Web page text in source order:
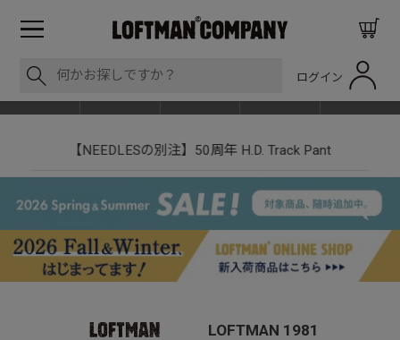
ログイン
LOFTMAN RECRUIT
LOFTMAN 1981